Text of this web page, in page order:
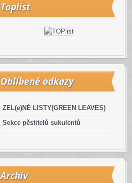
Toplist
Oblíbené odkazy
ZEL(e)NÉ LISTY(GREEN LEAVES)
Sekce pěstitelů sukulentů
Archiv